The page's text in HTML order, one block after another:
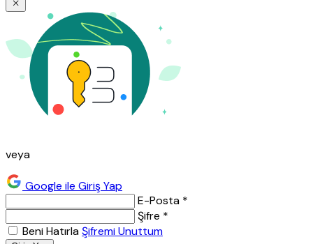
veya
Google ile Giriş Yap
E-Posta *
Şifre *
Beni HatırlaŞifremi Unuttum